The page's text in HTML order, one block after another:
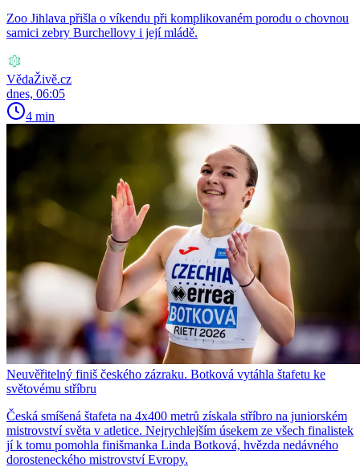
Zoo Jihlava přišla o víkendu při komplikovaném porodu o chovnou
samici zebry Burchellovy i její mládě.
VědaŽivě.cz
dnes, 06:05
4 min
Neuvěřitelný finiš českého zázraku. Botková vytáhla štafetu ke
světovému stříbru
Česká smíšená štafeta na 4x400 metrů získala stříbro na juniorském
mistrovství světa v atletice. Nejrychlejším úsekem ze všech finalistek
jí k tomu pomohla finišmanka Linda Botková, hvězda nedávného
dorosteneckého mistrovství Evropy.